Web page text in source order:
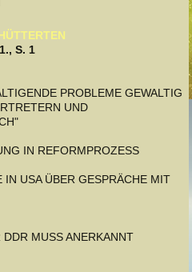
S. 1
PROBLEME GEWALTIG
UND
IN REFORMPROZESS
USA ÜBER GESPRÄCHE MIT
MUSS ANERKANNT